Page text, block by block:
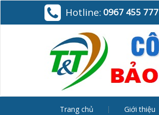
Hotline: 0967 455 777
Trang chủ Giới thiệu